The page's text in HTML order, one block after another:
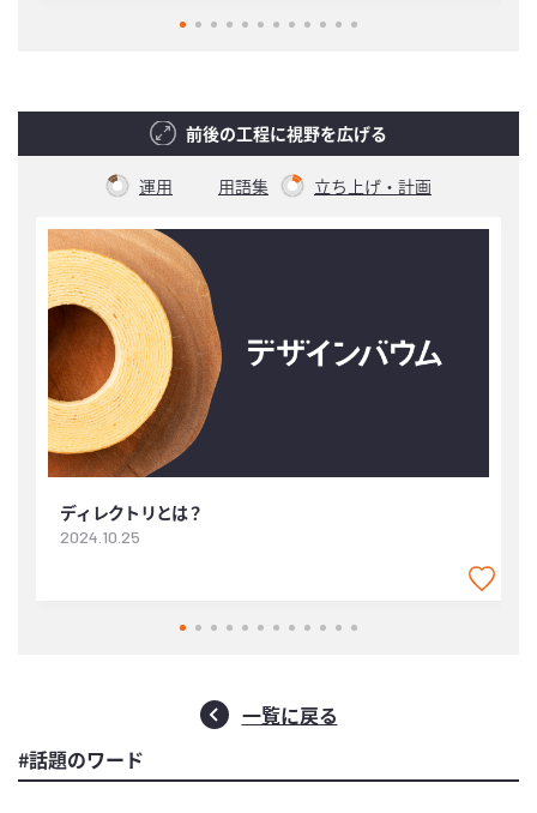
前後の工程に視野を広げる
運用 用語集 立ち上げ・計画
ディレクトリとは？
2024.10.25
一覧に戻る
#話題のワード